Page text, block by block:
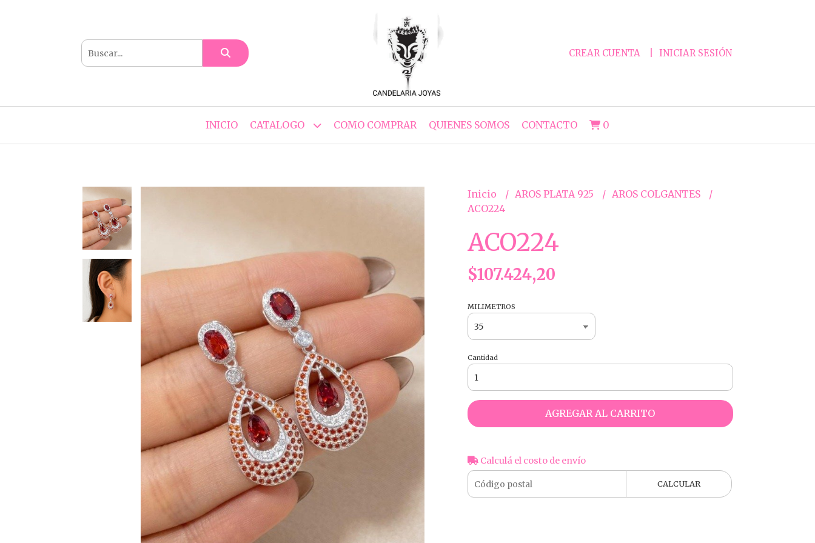
CREAR CUENTA INICIAR SESIÓN
INICIO CATALOGO COMO COMPRAR QUIENES SOMOS CONTACTO 0
Inicio AROS PLATA 925
AROS COLGANTES
ACO224
ACO224
$107.424,20
MILIMETROS
Cantidad
AGREGAR AL CARRITO
Calculá el costo de envío
CALCULAR